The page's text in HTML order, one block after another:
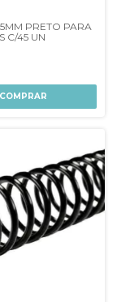
PRETO PARA
C/45 UN